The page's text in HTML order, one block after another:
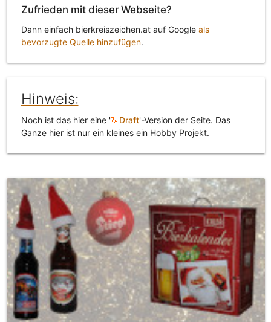
Zufrieden mit dieser Webseite?
Dann einfach bierkreiszeichen.at auf Google als
bevorzugte Quelle hinzufügen.
Hinweis:
Noch ist das hier eine ' Draft'-Version der Seite. Das
Ganze hier ist nur ein kleines ein Hobby Projekt.